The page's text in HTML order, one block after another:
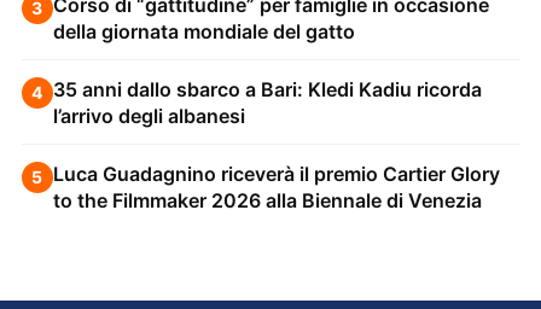
3
della giornata mondiale del gatto
4 35 anni dallo sbarco a Bari: Kledi Kadiu ricorda
l’arrivo degli albanesi
5 Luca Guadagnino riceverà il premio Cartier Glory
to the Filmmaker 2026 alla Biennale di Venezia